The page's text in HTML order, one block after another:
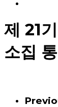
제 21
소집